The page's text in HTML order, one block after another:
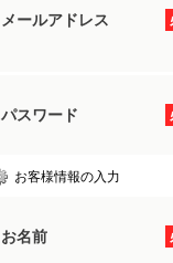
メールアドレス
パスワード
お客様情報の入力
お名前